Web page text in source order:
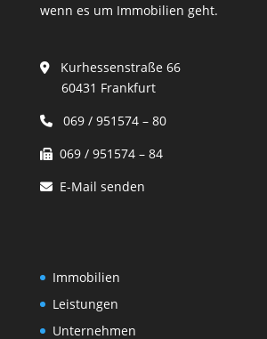
wenn es um Immobilien geht.
Kurhessenstraße 66
60431 Frankfurt
069 / 951574 – 80
069 / 951574 – 84
E-Mail senden
Immobilien
Leistungen
Unternehmen